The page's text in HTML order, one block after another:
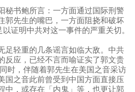
秘书鲍所言：一方面通过国际刑警
郭先生的嘴巴，一方面阻挠和破坏
证明中共对这一事件的严重关切。
足轻重的几条谣言如临大敌。中共
反应，已经不言而喻证实了郭文贵
时，伴随着郭先生在美国之音采访
国之音此前曾受到中国方面直接压
中，或存在「内鬼」等，也更让郭